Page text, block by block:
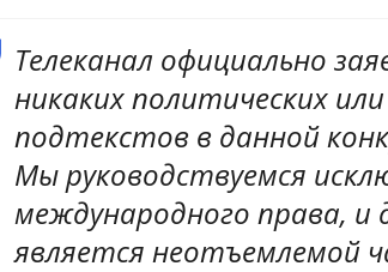
Телеканал официально
никаких политических
подтекстов в данной
Мы руководствуемся
международного права, и
является неотъемлемой